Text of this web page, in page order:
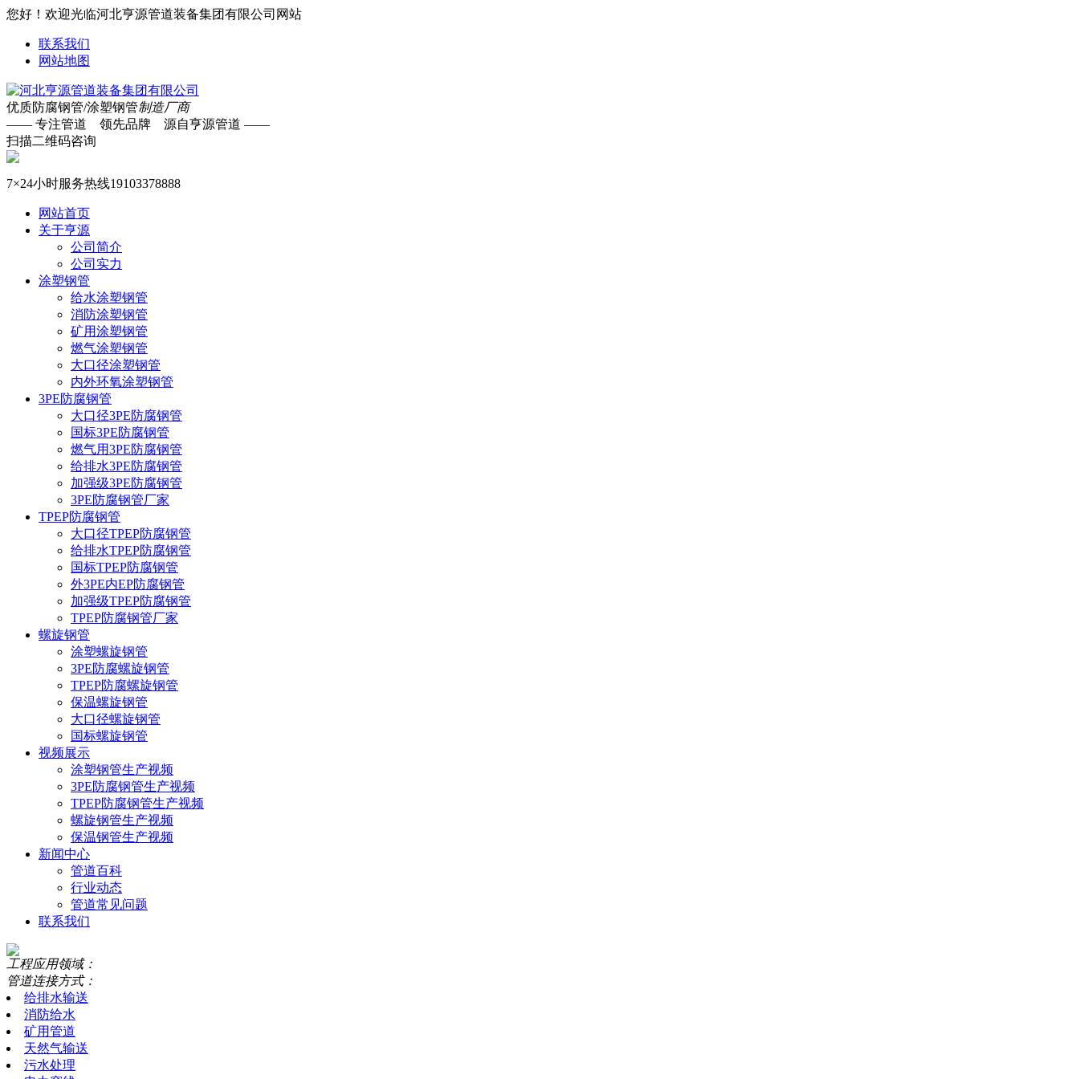
您好！欢迎光临河北亨源管道装备集团有限公司网站
联系我们
网站地图
优质防腐钢管/涂塑钢管制造厂商
—— 专注管道 领先品牌 源自亨源管道 ——
扫描二维码咨询
7×24小时服务热线19103378888
网站首页
关于亨源
公司简介
公司实力
涂塑钢管
给水涂塑钢管
消防涂塑钢管
矿用涂塑钢管
燃气涂塑钢管
大口径涂塑钢管
内外环氧涂塑钢管
3PE防腐钢管
大口径3PE防腐钢管
国标3PE防腐钢管
燃气用3PE防腐钢管
给排水3PE防腐钢管
加强级3PE防腐钢管
3PE防腐钢管厂家
TPEP防腐钢管
大口径TPEP防腐钢管
给排水TPEP防腐钢管
国标TPEP防腐钢管
外3PE内EP防腐钢管
加强级TPEP防腐钢管
TPEP防腐钢管厂家
螺旋钢管
涂塑螺旋钢管
3PE防腐螺旋钢管
TPEP防腐螺旋钢管
保温螺旋钢管
大口径螺旋钢管
国标螺旋钢管
视频展示
涂塑钢管生产视频
3PE防腐钢管生产视频
TPEP防腐钢管生产视频
螺旋钢管生产视频
保温钢管生产视频
新闻中心
管道百科
行业动态
管道常见问题
联系我们
工程应用领域：
管道连接方式：
给排水输送
消防给水
矿用管道
天然气输送
污水处理